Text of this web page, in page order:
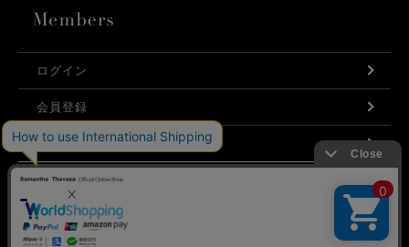
ログイン
会員登録
利用規約
お問い合わせ
プライバシーポリシー
弊社はCookieを利用し、Webの利便性向上に努め
ております。「承諾する」をクリックしていただ
くと、お客様に最適な内容を提供することが可能
承諾する